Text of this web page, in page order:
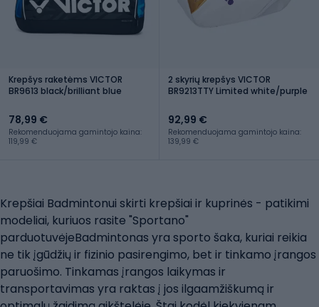
Krepšys raketėms VICTOR
BR9613 black/brilliant blue
78,99 €
Rekomenduojama gamintojo kaina:
119,99 €
2 skyrių krepšys VICTOR
BR9213TTY Limited white/purple
92,99 €
Rekomenduojama gamintojo kaina:
139,99 €
Krepšiai Badmintonui skirti krepšiai ir kuprinės - patikimi
modeliai, kuriuos rasite "Sportano"
parduotuvėjeBadmintonas yra sporto šaka, kuriai reikia
ne tik įgūdžių ir fizinio pasirengimo, bet ir tinkamo įrangos
paruošimo. Tinkamas įrangos laikymas ir
transportavimas yra raktas į jos ilgaamžiškumą ir